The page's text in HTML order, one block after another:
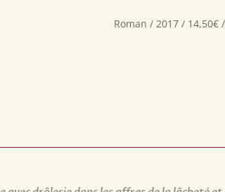
Roman / 2017 / 14,50€